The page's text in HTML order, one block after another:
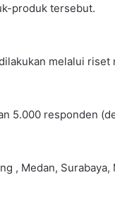
produk tersebut.
melalui riset
5.000 responden
, Medan, Surabaya,